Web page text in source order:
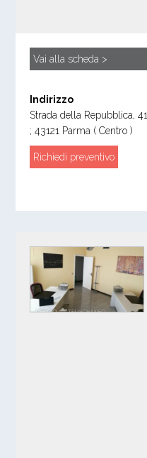
Vai alla scheda >
Indirizzo
Strada della Repubblica, 41
;43121 Parma ( Centro )
Richiedi preventivo